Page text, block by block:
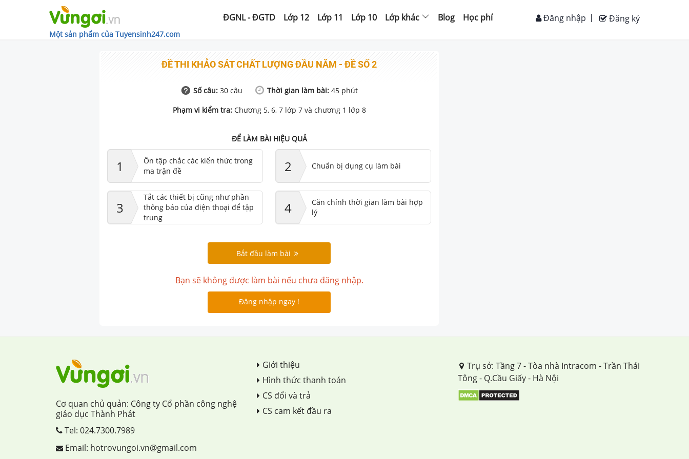
Một sản phẩm của Tuyensinh247.com
ĐGNL - ĐGTD Lớp 12 Lớp 11 Lớp 10 Lớp khác Blog Học phí Đăng ký
Đăng nhập
ĐỀ THI KHẢO SÁT CHẤT LƯỢNG ĐẦU NĂM - ĐỀ SỐ 2
Số câu: 30câu Thời gian làm bài: 45phút
Phạm vi kiểm tra: Chương 5, 6, 7 lớp 7 và chương 1 lớp 8
ĐỂ LÀM BÀI HIỆU QUẢ
1
Ôn tập chắc các kiến thức trong
ma trận đề
2 Chuẩn bị dụng cụ làm bài
3
Tắt các thiết bị cũng như phần
thông báo của điện thoại để tập
trung
4
Căn chỉnh thời gian làm bài hợp
lý
Bắt đầu làm bài
Bạn sẽ không được làm bài nếu chưa đăng nhập.
Đăng nhập ngay !
Cơ quan chủ quản: Công ty Cổ phần công nghệ
giáo dục Thành Phát
Tel: 024.7300.7989
Email: hotrovungoi.vn@gmail.com
Giới thiệu
Hình thức thanh toán
CS đổi và trả
CS cam kết đầu ra
Trụ sở: Tầng 7 - Tòa nhà Intracom - Trần Thái
Tông - Q.Cầu Giấy - Hà Nội